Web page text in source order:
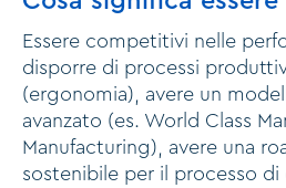
Essere competitivi nelle
disporre di processi
(ergonomia), avere un
avanzato (es. World Class
Manufacturing), avere una
sostenibile per il processo di